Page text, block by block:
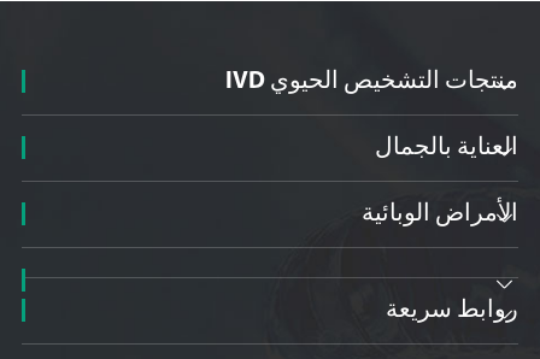
منتجات التشخيص الحيوي IVD

العناية بالجمال

الأمراض الوبائية


روابط سريعة
